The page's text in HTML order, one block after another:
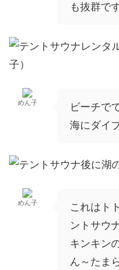
も抜群です
めん子
ビーチで
海にダイ
めん子
これはト
ントサウ
キンキン
ん～たま